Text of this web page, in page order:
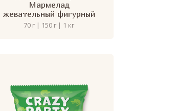
Мармелад
жевательный фигурный
70 г | 150 г | 1 кг